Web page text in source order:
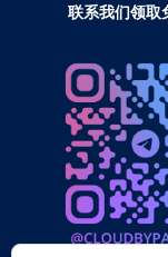
联系我们领取